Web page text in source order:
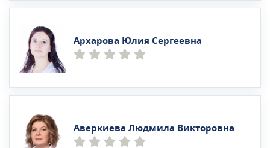
Архарова Юлия Сергеевна
Аверкиева Людмила Викторовна